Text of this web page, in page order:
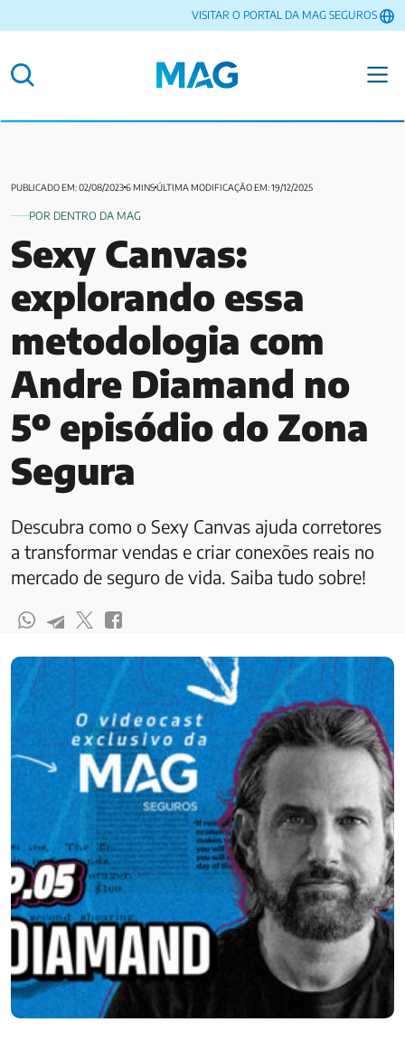
VISITAR O PORTAL DA MAG SEGUROS
PUBLICADO EM: 02/08/20236 MINSÚLTIMA MODIFICAÇÃO EM: 19/12/2025
POR DENTRO DA MAG
Sexy Canvas:
explorando essa
metodologia com
Andre Diamand no
5º episódio do Zona
Segura
Descubra como o Sexy Canvas ajuda corretores
a transformar vendas e criar conexões reais no
mercado de seguro de vida. Saiba tudo sobre!